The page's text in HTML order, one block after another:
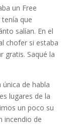
un Free
que
salían. En el
chofer si estaba
gratis. Saqué la
de habla
lugares de la
un poco su
incendio de